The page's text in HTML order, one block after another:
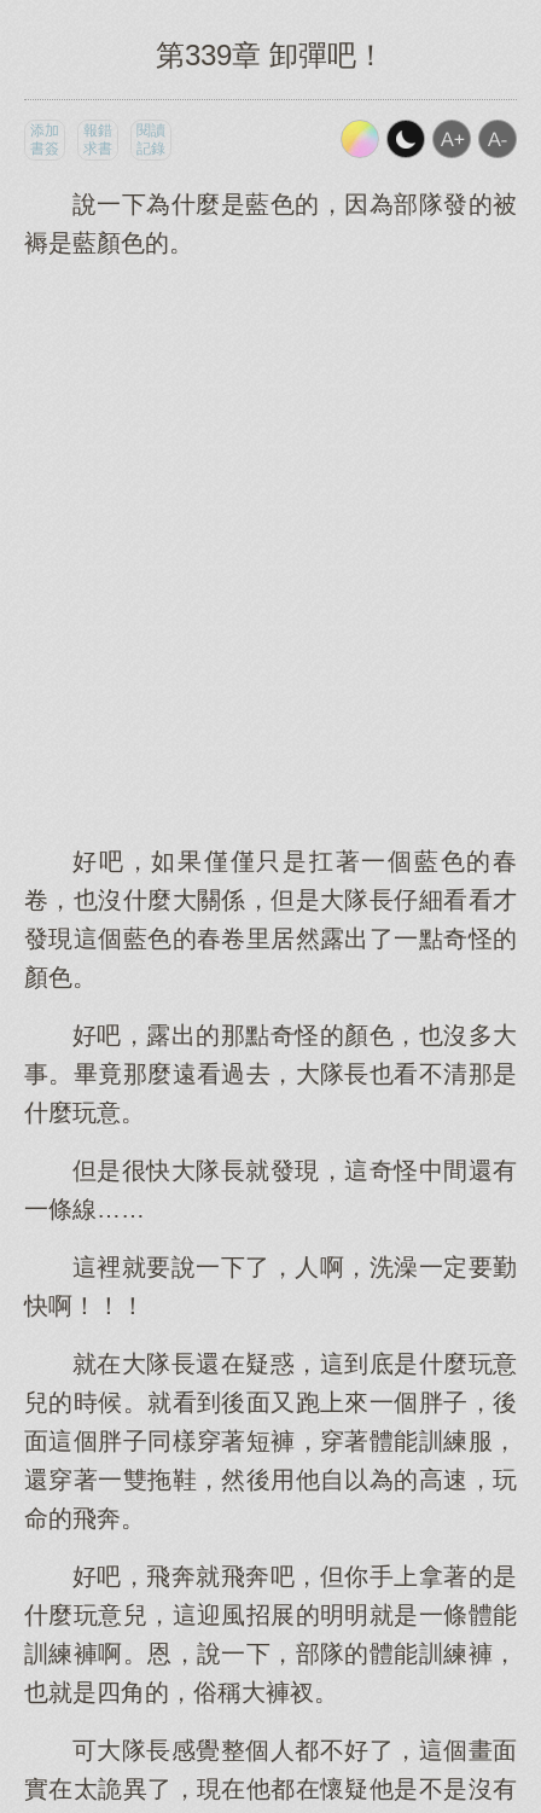
第339章 卸彈吧！
添加
書簽
報錯
求書
閱讀
記錄
說一下為什麼是藍色的，因為部隊發的被
褥是藍顏色的。
好吧，如果僅僅只是扛著一個藍色的春
卷，也沒什麼大關係，但是大隊長仔細看看才
發現這個藍色的春卷里居然露出了一點奇怪的
顏色。
好吧，露出的那點奇怪的顏色，也沒多大
事。畢竟那麼遠看過去，大隊長也看不清那是
什麼玩意。
但是很快大隊長就發現，這奇怪中間還有
一條線……
這裡就要說一下了，人啊，洗澡一定要勤
快啊！！！
就在大隊長還在疑惑，這到底是什麼玩意
兒的時候。就看到後面又跑上來一個胖子，後
面這個胖子同樣穿著短褲，穿著體能訓練服，
還穿著一雙拖鞋，然後用他自以為的高速，玩
命的飛奔。
好吧，飛奔就飛奔吧，但你手上拿著的是
什麼玩意兒，這迎風招展的明明就是一條體能
訓練褲啊。恩，說一下，部隊的體能訓練褲，
也就是四角的，俗稱大褲衩。
可大隊長感覺整個人都不好了，這個畫面
實在太詭異了，現在他都在懷疑他是不是沒有